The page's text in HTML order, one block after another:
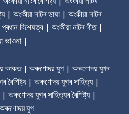
| অংকীয়া নাটৰ ভাষা | অংকীয়া নাটৰ
বিশেষত্ব | অংকীয়া নাটৰ গীত |
ভাওনা |
কাকত | অৰুণোদয় যুগ | অৰুণোদয় যুগৰ
বৈশিষ্ট্য | অৰুণোদয় যুগৰ সাহিত্য |
অৰুণোদয় যুগৰ সাহিত্যৰ বৈশিষ্ট্য |
যুগ